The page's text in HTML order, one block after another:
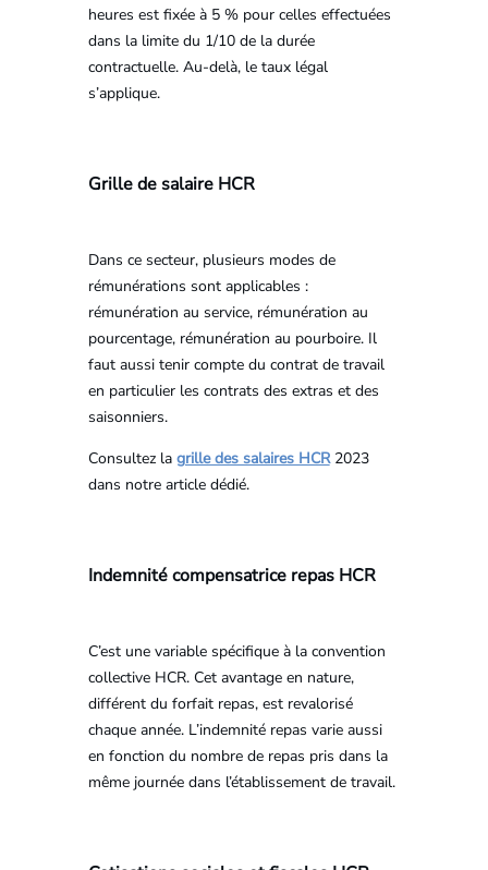
heures est fixée à 5 % pour celles effectuées
dans la limite du 1/10 de la durée
contractuelle. Au-delà, le taux légal
s’applique.
Grille de salaire HCR
Dans ce secteur, plusieurs modes de
rémunérations sont applicables :
rémunération au service, rémunération au
pourcentage, rémunération au pourboire. Il
faut aussi tenir compte du contrat de travail
en particulier les contrats des extras et des
saisonniers.
Consultez la grille des salaires HCR2023
dans notre article dédié.
Indemnité compensatrice repas HCR
C’est une variable spécifique à la convention
collective HCR. Cet avantage en nature,
différent du forfait repas, est revalorisé
chaque année. L’indemnité repas varie aussi
en fonction du nombre de repas pris dans la
même journée dans l’établissement de travail.